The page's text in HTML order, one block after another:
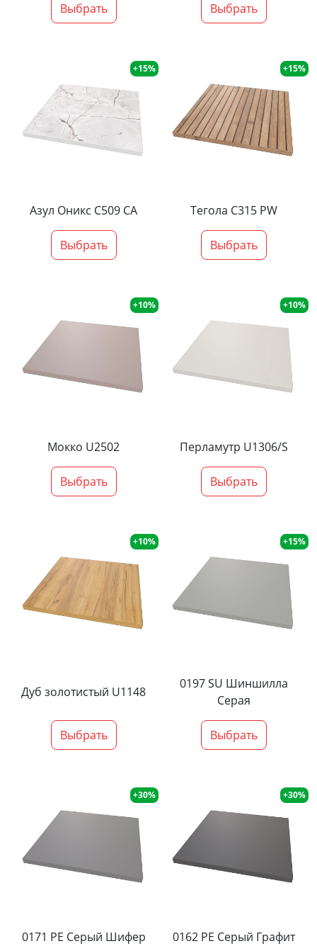
Выбрать Выбрать
+15%
Азул Оникс С509 СА
Выбрать
+15%
Тегола С315 PW
Выбрать
+10%
Мокко U2502
Выбрать
+10%
Перламутр U1306/S
Выбрать
+10%
Дуб золотистый U1148
Выбрать
+15%
0197 SU Шиншилла
Серая
Выбрать
+30%
0171 PE Серый Шифер
+30%
0162 PE Серый Графит